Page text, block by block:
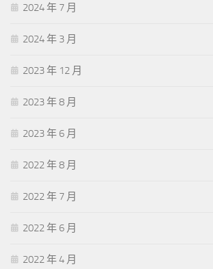
2024 年 7 月
2024 年 3 月
2023 年 12 月
2023 年 8 月
2023 年 6 月
2022 年 8 月
2022 年 7 月
2022 年 6 月
2022 年 4 月